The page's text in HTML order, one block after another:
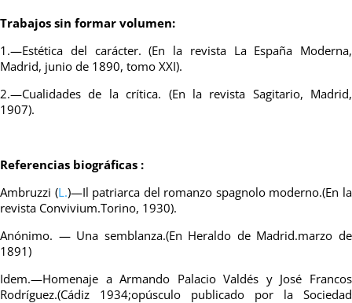
Trabajos sin formar volumen:
1.—Estética del carácter. (En la revista La España Moderna,
Madrid, junio de 1890, tomo XXI).
2.—Cualidades de la crítica. (En la revista Sagitario, Madrid,
1907).
Referencias biográficas :
Ambruzzi (L.)—Il patriarca del romanzo spagnolo moderno.(En la
revista Convivium.Torino, 1930).
Anónimo. — Una semblanza.(En Heraldo de Madrid.marzo de
1891)
Idem.—Homenaje a Armando Palacio Valdés y José Francos
Rodríguez.(Cádiz 1934;opúsculo publicado por la Sociedad